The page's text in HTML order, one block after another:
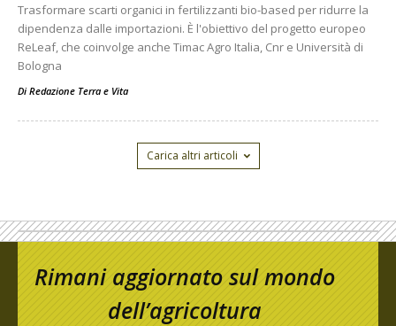
Trasformare scarti organici in fertilizzanti bio-based per ridurre la
dipendenza dalle importazioni. È l'obiettivo del progetto europeo
ReLeaf, che coinvolge anche Timac Agro Italia, Cnr e Università di
Bologna
Di Redazione Terra e Vita
Carica altri articoli
Rimani aggiornato sul mondo
dell’agricoltura